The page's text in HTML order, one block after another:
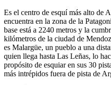
Es el centro de esquí más alto de
encuentra en la zona de la
base está a 2240 metros y la
kilómetros de la ciudad de
es Malargüe, un pueblo a una
quien llega hasta Las Leñas, lo
propósito de esquiar en sus 30
más intrépidos fuera de pista de